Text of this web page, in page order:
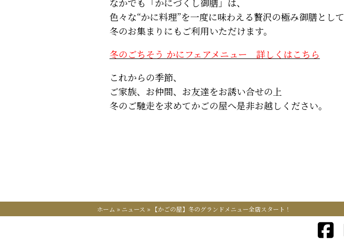
色々な“かに料理”を一度に味わえる贅沢の極み御膳として
冬のお集まりにもご利用いただけます。
冬のごちそう かにフェアメニュー 詳しくはこちら
これからの季節、
ご家族、お仲間、お友達をお誘い合せの上
冬のご馳走を求めてかごの屋へ是非お越しください。
ホーム » ニュース » 【かごの屋】冬のグランドメニュー全店スタート！